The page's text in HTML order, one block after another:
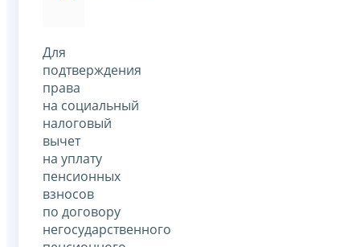
Для
подтверждения
права
на социальный
налоговый
вычет
на уплату
пенсионных
взносов
по договору
негосударственного